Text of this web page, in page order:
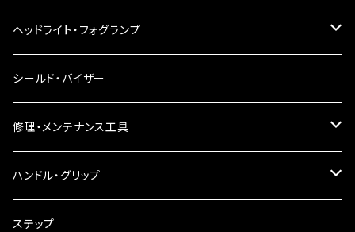
LEDウインカー
電球型ウインカー
バードゲージウインカー
ウインカークランプ
ヘッドライト・フォグランプ
ヘッドライト
フォグランプ
配線・リレー
シールド・バイザー
修理・メンテナンス工具
インテークマニホールド
電装・配線・キボシ等
ハンドル・グリップ
グリップ
ステップ